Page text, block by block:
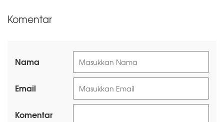
Komentar
Nama
Email
Komentar